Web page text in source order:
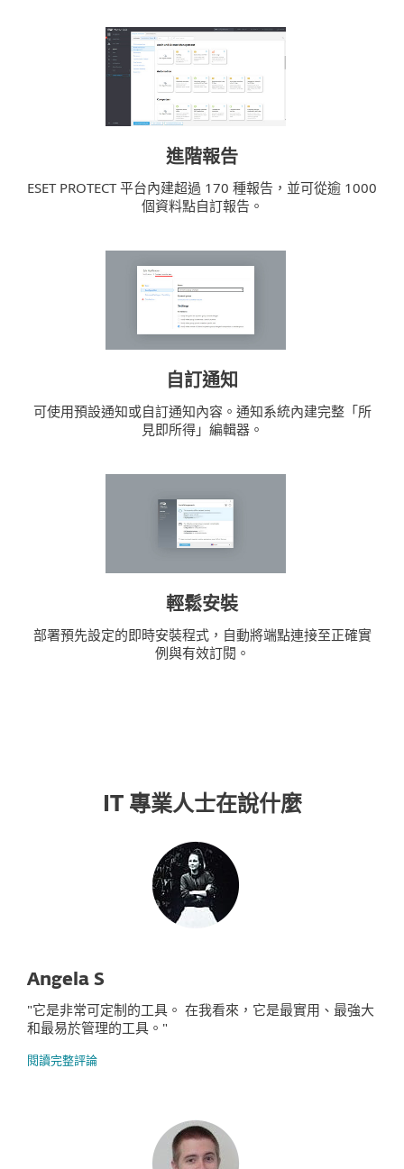
進階報告
ESET PROTECT 平台內建超過 170 種報告，並可從逾 1000
個資料點自訂報告。
自訂通知
可使用預設通知或自訂通知內容。通知系統內建完整「所
見即所得」編輯器。
輕鬆安裝
部署預先設定的即時安裝程式，自動將端點連接至正確實
例與有效訂閱。
IT 專業人士在說什麼
Angela S
"它是非常可定制的工具。 在我看來，它是最實用、最強大
和最易於管理的工具。"
閱讀完整評論